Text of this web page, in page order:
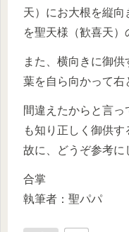
天）にお大根を縦
を聖天様（歓喜天）
また、横向きに御
葉を自ら向かって右
間違えたからと言
も知り正しく御供
故に、どうぞ参考に
合掌
執筆者：聖パパ